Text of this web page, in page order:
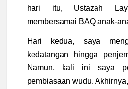
hari itu, Ustazah
membersamai BAQ anak-
Hari kedua, saya
kedatangan hingga
Namun, kali ini saya
pembiasaan wudu.